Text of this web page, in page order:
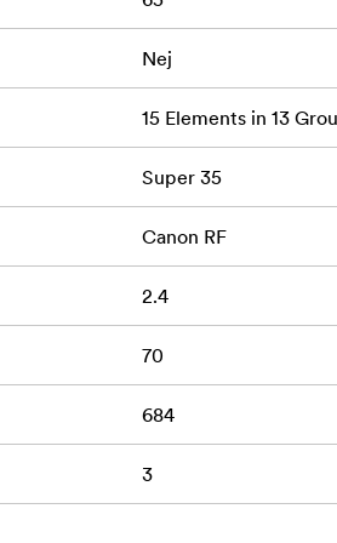
med handhållen kamera, gimbal
för full kreativ kontroll
i professionell klass
objektiv (silver)
Nej
15 Elements in 13
Super 35
Canon RF
2.4
70
684
3